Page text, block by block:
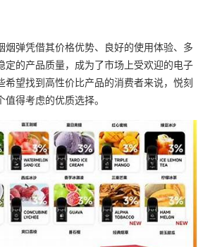
烟弹凭借其价格优势、良好的使用体验、多
定的产品质量，成为了市场上受欢迎的电子
希望找到高性价比产品的消费者来说，悦刻
得考虑的优质选择。